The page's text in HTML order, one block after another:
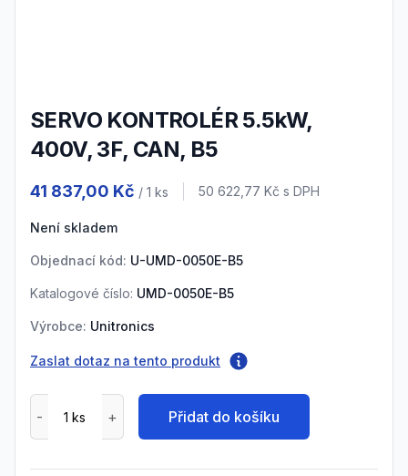
SERVO KONTROLÉR 5.5kW,
400V, 3F, CAN, B5
41 837,00 Kč / 1 ks Cena s DPH
50 622,77 Kč s DPH
Není skladem
Objednací kód: U-UMD-0050E-B5
Katalogové číslo: UMD-0050E-B5
Výrobce: Unitronics
Zaslat dotaz na tento produkt
Přidat do košíku